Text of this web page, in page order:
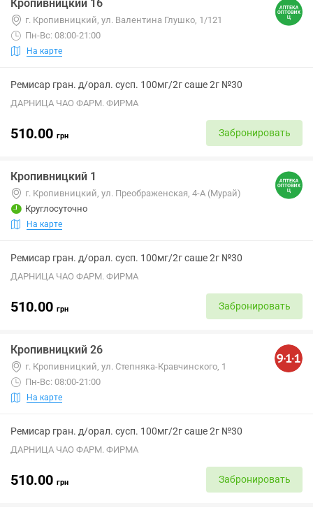
Кропивницкий 16
г. Кропивницкий, ул. Валентина Глушко, 1/121
Пн-Вс: 08:00-21:00
На карте
Ремисар гран. д/орал. сусп. 100мг/2г саше 2г №30
ДАРНИЦА ЧАО ФАРМ. ФИРМА
510.00 грн Забронировать
Кропивницкий 1
г. Кропивницкий, ул. Преображенская, 4-А (Мурай)
Круглосуточно
На карте
Ремисар гран. д/орал. сусп. 100мг/2г саше 2г №30
ДАРНИЦА ЧАО ФАРМ. ФИРМА
510.00 грн Забронировать
Кропивницкий 26
г. Кропивницкий, ул. Степняка-Кравчинского, 1
Пн-Вс: 08:00-21:00
На карте
Ремисар гран. д/орал. сусп. 100мг/2г саше 2г №30
ДАРНИЦА ЧАО ФАРМ. ФИРМА
510.00 грн Забронировать